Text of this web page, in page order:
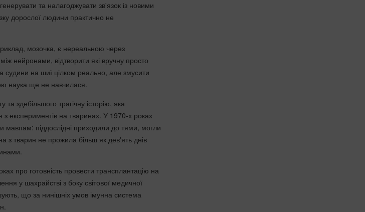
та налагоджувати зв'язок із новими
дорослої людини практично не
мозочка, є нереальною через
між нейронами, відтворити які вручну просто
судини на шиї цілком реально, але змусити
наука ще не навчилася.
здебільшого трагічну історію, яка
експериментів на тваринах. У 1970-х роках
мавпам: піддослідні приходили до тями, могли
з тварин не прожила більш як дев'ять днів
про готовність провести трансплантацію на
у шахрайстві з боку світової медичної
що за нинішніх умов імунна система